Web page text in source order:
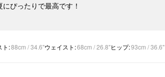
ぴったりで最高です！
ト :88cm / 34.6"ウェイスト :68cm / 26.8"ヒップ:93cm / 36.6"